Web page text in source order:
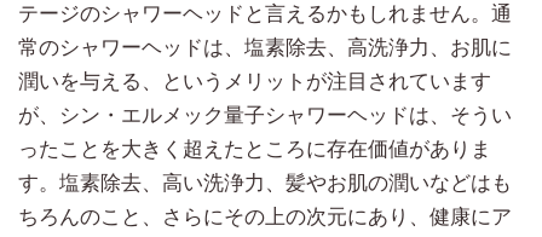
テージのシャワーヘッドと言えるかもしれません。通
常のシャワーヘッドは、塩素除去、高洗浄力、お肌に
潤いを与える、というメリットが注目されています
が、シン・エルメック量子シャワーヘッドは、そうい
ったことを大きく超えたところに存在価値がありま
す。塩素除去、高い洗浄力、髪やお肌の潤いなどはも
ちろんのこと、さらにその上の次元にあり、健康にア